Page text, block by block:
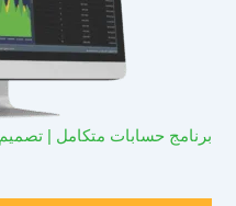
برنامج حسابات متكامل | تصميم